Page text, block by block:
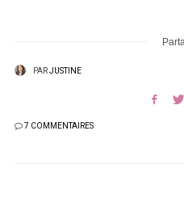
PARJUSTINE
7 COMMENTAIRES